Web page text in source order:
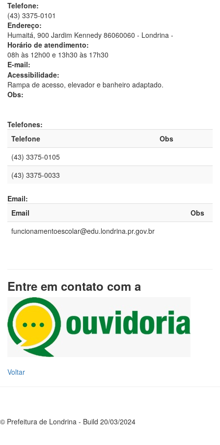
Telefone:
(43) 3375-0101
Endereço:
Humaitá, 900 Jardim Kennedy 86060060 - Londrina -
Horário de atendimento:
08h às 12h00 e 13h30 às 17h30
E-mail:
Acessibilidade:
Rampa de acesso, elevador e banheiro adaptado.
Obs:
Telefones:
Telefone
Obs
(43) 3375-0105
(43) 3375-0033
Email:
Email
Obs
funcionamentoescolar@edu.londrina.pr.gov.br
Entre em contato com a
Voltar
© Prefeitura de Londrina - Build 20/03/2024